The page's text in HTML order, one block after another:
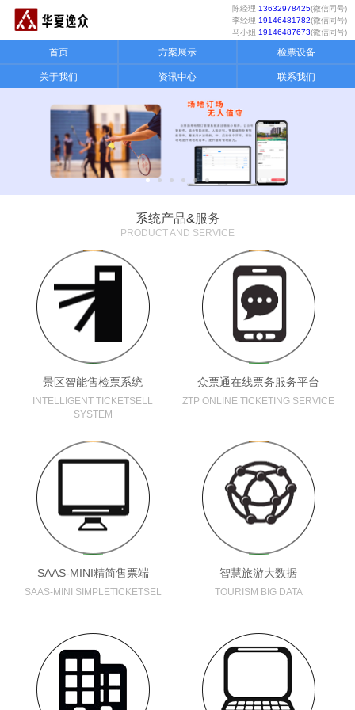
陈经理 13632978425(微信同号)
李经理 19146481782(微信同号)
马小姐 19146487673(微信同号)
首页 方案展示 检票设备
关于我们 资讯中心 联系我们
系统产品&服务
PRODUCT AND SERVICE
景区智能售检票系统
INTELLIGENT TICKETSELL
SYSTEM
众票通在线票务服务平台
ZTP ONLINE TICKETING SERVICE
SAAS-MINI精简售票端
SAAS-MINI SIMPLETICKETSEL
智慧旅游大数据
TOURISM BIG DATA